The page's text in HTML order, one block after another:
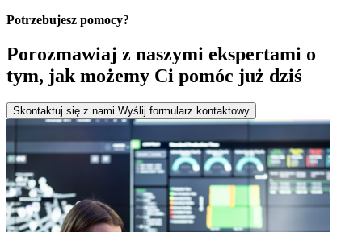
Potrzebujesz pomocy?
Porozmawiaj z naszymi ekspertami o
tym, jak możemy Ci pomóc już dziś
Skontaktuj się z nami Wyślij formularz kontaktowy